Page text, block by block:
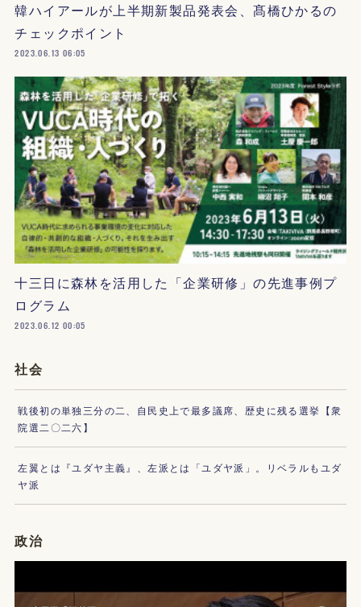
韓ハイアールが上半期新製品発表会、髙橋ひかるの
チェックポイント
2023.06.13 06:05
十三日に森林を活用した「企業研修」の先進事例プ
ログラム
2023.06.12 00:05
社会
戦後初の単独三分の二、自民史上で最多議席、歴史に残る選挙【衆
院選二〇二六】
左翼とは『ユダヤ主義』、左派とは「ユダヤ派」。リベラルもユダ
ヤ派
政治